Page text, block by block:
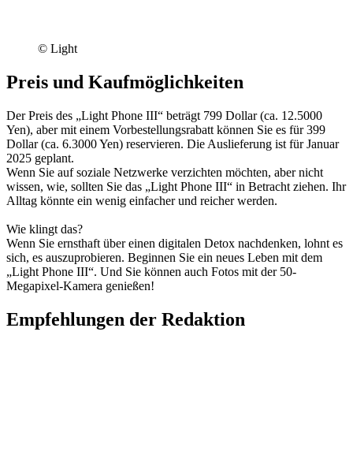
© Light
Preis und Kaufmöglichkeiten
Der Preis des „Light Phone III“ beträgt 799 Dollar (ca. 12.5000
Yen), aber mit einem Vorbestellungsrabatt können Sie es für 399
Dollar (ca. 6.3000 Yen) reservieren. Die Auslieferung ist für Januar
2025 geplant.
Wenn Sie auf soziale Netzwerke verzichten möchten, aber nicht
wissen, wie, sollten Sie das „Light Phone III“ in Betracht ziehen. Ihr
Alltag könnte ein wenig einfacher und reicher werden.
Wie klingt das?
Wenn Sie ernsthaft über einen digitalen Detox nachdenken, lohnt es
sich, es auszuprobieren. Beginnen Sie ein neues Leben mit dem
„Light Phone III“. Und Sie können auch Fotos mit der 50-
Megapixel-Kamera genießen!
Empfehlungen der Redaktion